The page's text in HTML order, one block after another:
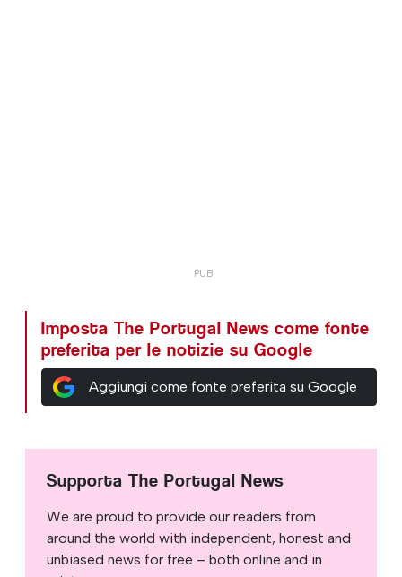
Imposta The Portugal News come fonte
preferita per le notizie su Google
Aggiungi come fonte preferita su Google
Supporta The Portugal News
We are proud to provide our readers from
around the world with independent, honest and
unbiased news for free – both online and in